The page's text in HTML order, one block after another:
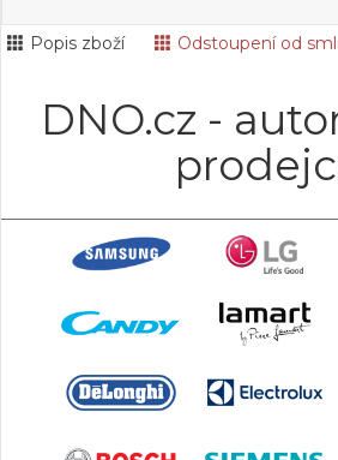
Popis zboží Odstoupení od
DNO.cz -